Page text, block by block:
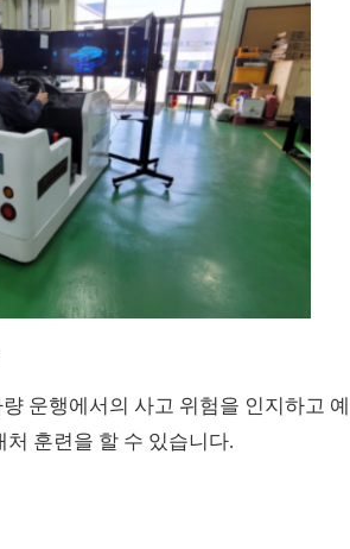
운행에서의 사고 위험을 인지하고
훈련을 할 수 있습니다.